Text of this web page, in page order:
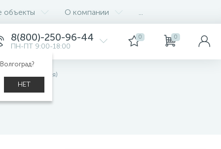
объекты О компании
НЕТ
8(800)-250-96-44
ПН-ПТ 9:00-18:00
0 0
отопления)